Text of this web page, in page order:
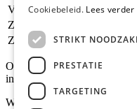
Vrijdag
Zaterdag
Zondag
Ook kunt u op afspraak
in de winkel.
Webshop 24/7 open
Cookiebeleid. Lees verder
STRIKT
PRESTATIE
TARGETING